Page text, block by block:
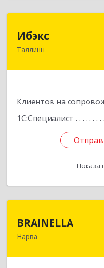
Ибэкс
Таллинн
Клиентов на
1С:Специалист
Таллин, 13522, ул.
BRAINELLA
Нарва